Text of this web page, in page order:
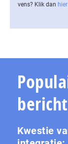
vens? Klik dan hier
Kwestie